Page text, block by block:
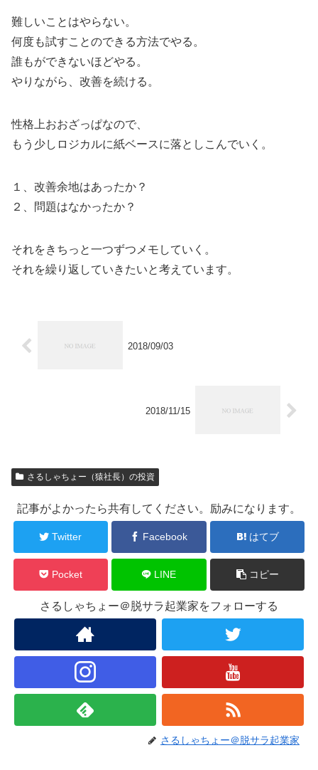
難しいことはやらない。
何度も試すことのできる方法でやる。
誰もができないほどやる。
やりながら、改善を続ける。
性格上おおざっぱなので、
もう少しロジカルに紙ベースに落としこんでいく。
１、改善余地はあったか？
２、問題はなかったか？
それをきちっと一つずつメモしていく。
それを繰り返していきたいと考えています。
2018/09/03
2018/11/15
さるしゃちょー（猿社長）の投資
記事がよかったら共有してください。励みになります。
Twitter Facebook はてブ
Pocket LINE コピー
さるしゃちょー＠脱サラ起業家をフォローする
さるしゃちょー＠脱サラ起業家